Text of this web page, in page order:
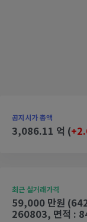
공지시가 총액
3,086.11 억 (
최근 실거래가격
59,000 만원
260803, 면적 :